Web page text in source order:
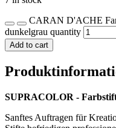
CARAN D'ACHE
dunkelgrau quantity
Add to cart
SUPRACOLOR -
Sanftes Auftragen für